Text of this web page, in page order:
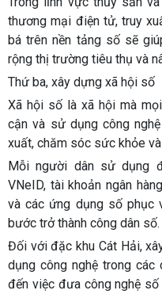
thương mại điện tử, truy
bá trên nền tảng số sẽ
rộng thị trường tiêu thụ và
Thứ ba, xây dựng xã hội số
Xã hội số là xã hội mà
cận và sử dụng công
xuất, chăm sóc sức khỏe
Mỗi người dân sử dụng
VNeID, tài khoản ngân
và các ứng dụng số phục
bước trở thành công dân số.
Đối với đặc khu Cát Hải,
dụng công nghệ trong các
đến việc đưa công nghệ